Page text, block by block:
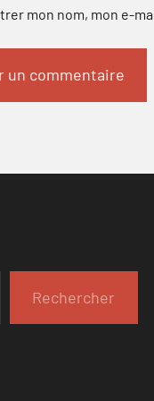
mon nom, mon e-
Rechercher